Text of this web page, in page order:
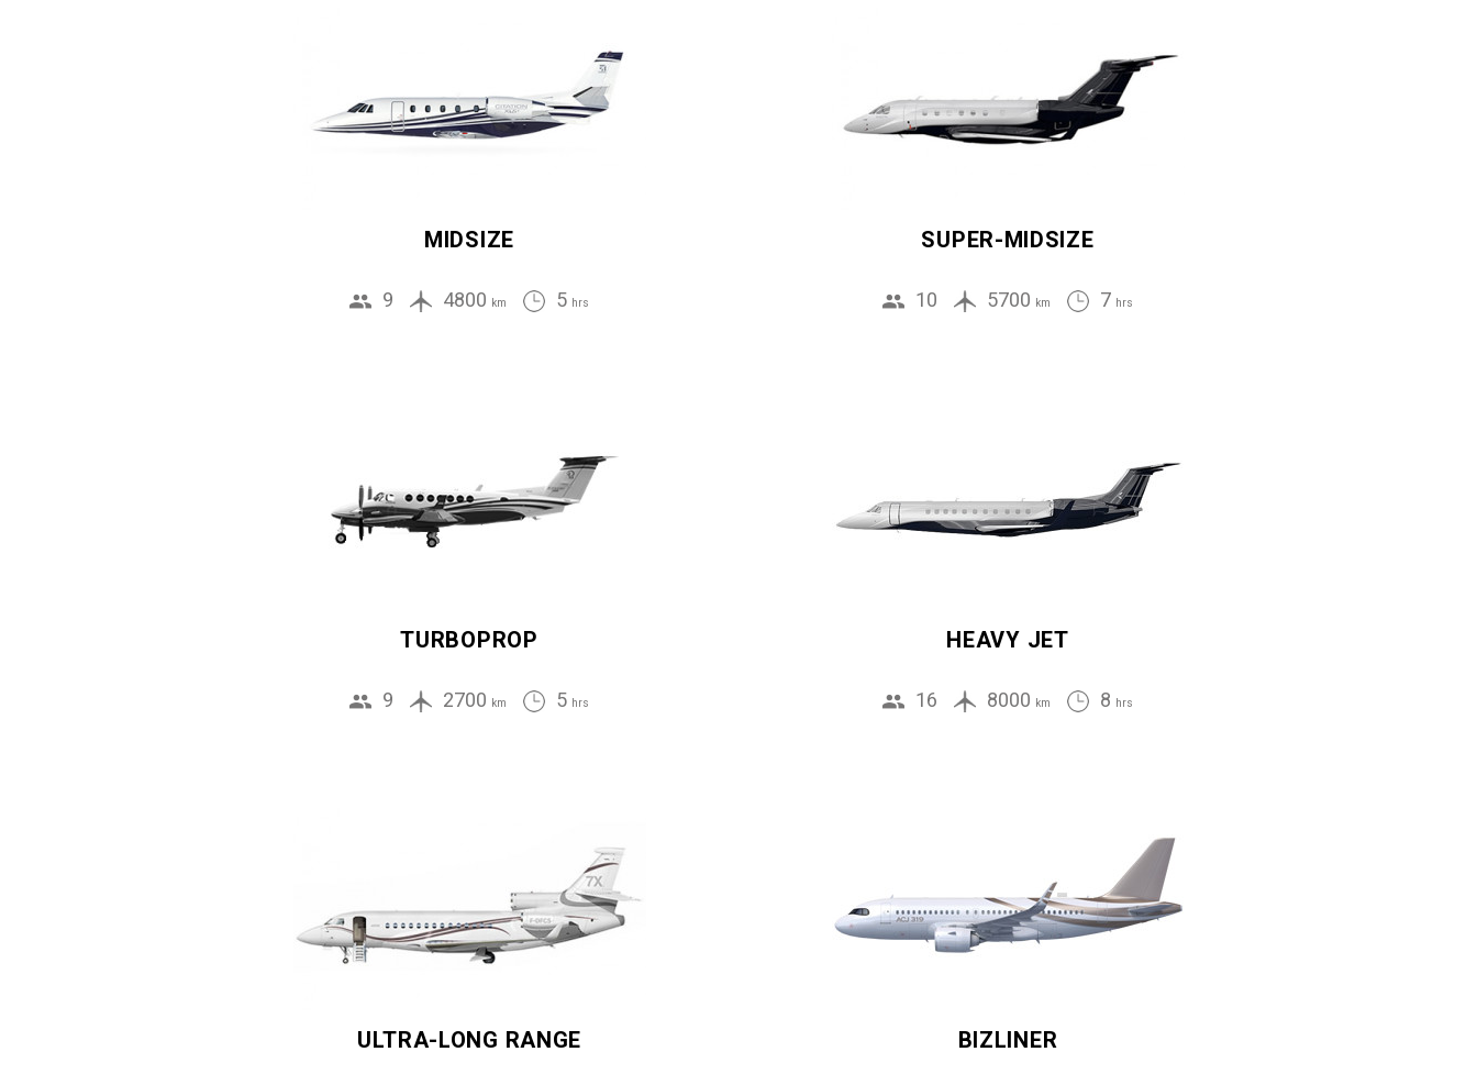
MIDSIZE
9 4800 km 5 hrs
SUPER-MIDSIZE
10 5700 km 7 hrs
TURBOPROP
9 2700 km 5 hrs
HEAVY JET
16 8000 km 8 hrs
ULTRA-LONG RANGE BIZLINER